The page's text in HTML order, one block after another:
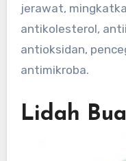
jerawat,
antikolesterol,
antioksidan,
antimikroba.
Lidah